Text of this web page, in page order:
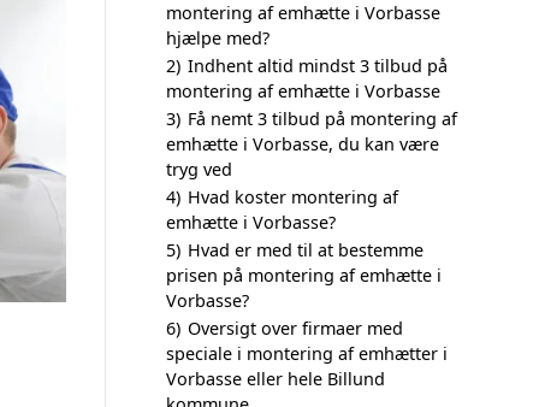
montering af emhætte i Vorbasse
hjælpe med?
2) Indhent altid mindst 3 tilbud på
montering af emhætte i Vorbasse
3) Få nemt 3 tilbud på montering af
emhætte i Vorbasse, du kan være
tryg ved
4) Hvad koster montering af
emhætte i Vorbasse?
5) Hvad er med til at bestemme
prisen på montering af emhætte i
Vorbasse?
6) Oversigt over firmaer med
speciale i montering af emhætter i
Vorbasse eller hele Billund